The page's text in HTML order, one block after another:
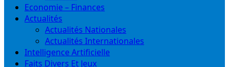
Economie – Finances
Actualités
Actualités Nationales
Actualités Internationales
Intelligence Artificielle
Faits Divers Et Jeux